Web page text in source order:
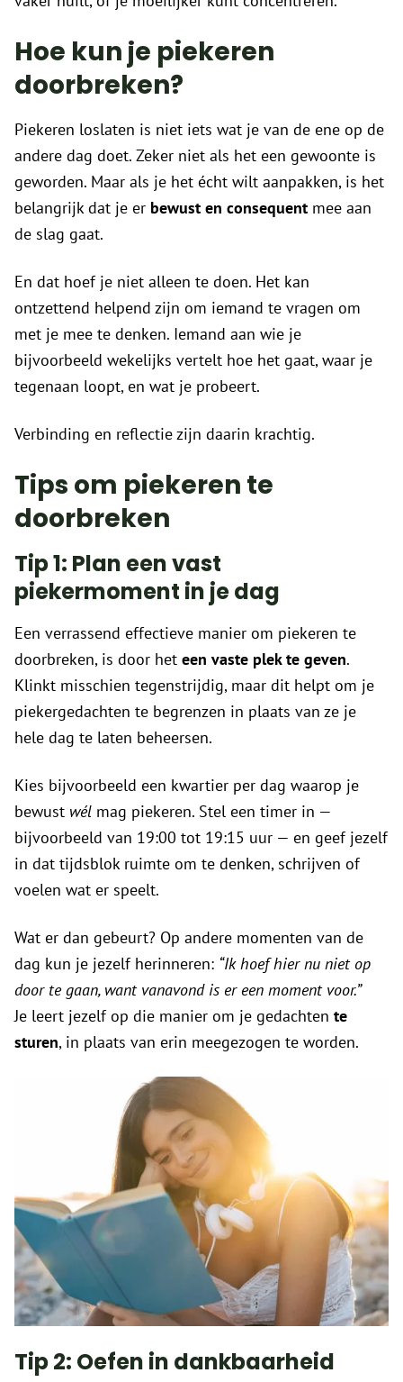
Hoe kun je piekeren
doorbreken?
Piekeren loslaten is niet iets wat je van de ene op de
andere dag doet. Zeker niet als het een gewoonte is
geworden. Maar als je het écht wilt aanpakken, is het
belangrijk dat je er bewust en consequent mee aan
de slag gaat.
En dat hoef je niet alleen te doen. Het kan
ontzettend helpend zijn om iemand te vragen om
met je mee te denken. Iemand aan wie je
bijvoorbeeld wekelijks vertelt hoe het gaat, waar je
tegenaan loopt, en wat je probeert.
Verbinding en reflectie zijn daarin krachtig.
Tips om piekeren te
doorbreken
Tip 1: Plan een vast
piekermoment in je dag
Een verrassend effectieve manier om piekeren te
doorbreken, is door het een vaste plek te geven.
Klinkt misschien tegenstrijdig, maar dit helpt om je
piekergedachten te begrenzen in plaats van ze je
hele dag te laten beheersen.
Kies bijvoorbeeld een kwartier per dag waarop je
bewust wél mag piekeren. Stel een timer in —
bijvoorbeeld van 19:00 tot 19:15 uur — en geef jezelf
in dat tijdsblok ruimte om te denken, schrijven of
voelen wat er speelt.
Wat er dan gebeurt? Op andere momenten van de
dag kun je jezelf herinneren: “Ik hoef hier nu niet op
door te gaan, want vanavond is er een moment voor.”
Je leert jezelf op die manier om je gedachten te
sturen, in plaats van erin meegezogen te worden.
Tip 2: Oefen in dankbaarheid